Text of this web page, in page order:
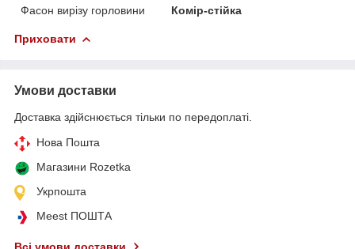
Фасон вирізу горловини
Комір-стійка
Приховати
Умови доставки
Доставка здійснюється тільки по передоплаті.
Нова Пошта
Магазини Rozetka
Укрпошта
Meest ПОШТА
Всі умови доставки